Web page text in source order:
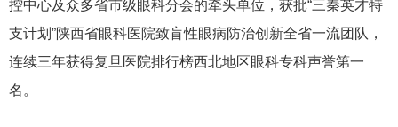
控中心及众多省市级眼科分会的牵头单位，获批“三秦英才特
支计划”陕西省眼科医院致盲性眼病防治创新全省一流团队，
连续三年获得复旦医院排行榜西北地区眼科专科声誉第一
名。